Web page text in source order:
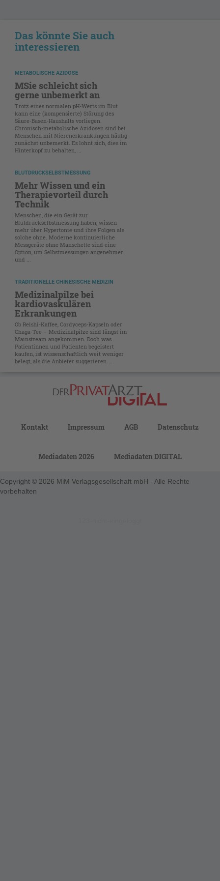
Das könnte Sie auch
interessieren
METABOLISCHE AZIDOSE
MSie schleicht sich
gerne unbemerkt an
Trotz eines normalen pH-Werts im Blut
kann eine (kompensierte) Störung des
Säure-Basen-Haushalts vorliegen.
Chronisch-metabolische Azidosen sind bei
Menschen mit Nierenerkrankungen häufig
zunächst unbemerkt. Es lohnt sich, dies im
Hinterkopf zu behalten, ...
BLUTDRUCKSELBSTMESSUNG
Mehr Wissen und ein
Therapievorteil durch
Technik
Menschen, die ein Gerät zur
Blutdruckselbstmessung haben, wissen
mehr über Hypertonie und ihre Folgen als
solche ohne. Moderne kontinuierliche
Messgeräte ohne Manschette sind eine
Option, um Selbstmessungen angenehmer
und ...
TRADITIONELLE CHINESISCHE MEDIZIN
Medizinalpilze bei
kardiovaskulären
Erkrankungen
Ob Reishi-Kaffee, Cordyceps-Kapseln oder
Chaga-Tee – Medizinalpilze sind längst im
Mainstream angekommen. Doch was
Patientinnen und Patienten begeistert
kaufen, ist wissenschaftlich weit weniger
belegt, als die Anbieter suggerieren. ...
Kontakt Impressum AGB Datenschutz
Mediadaten 2026 Mediadaten DIGITAL
Copyright © 2026 MiM Verlagsgesellschaft mbH - Alle Rechte
vorbehalten